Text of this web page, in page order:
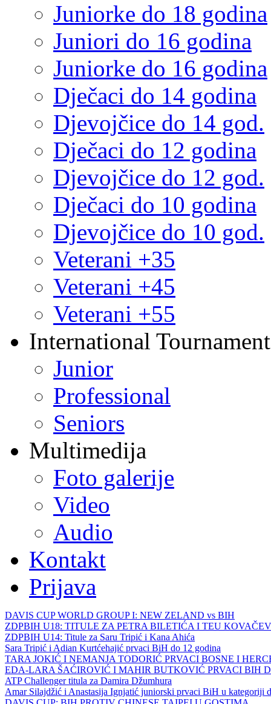
Juniorke do 18 godina
Juniori do 16 godina
Juniorke do 16 godina
Dječaci do 14 godina
Djevojčice do 14 god.
Dječaci do 12 godina
Djevojčice do 12 god.
Dječaci do 10 godina
Djevojčice do 10 god.
Veterani +35
Veterani +45
Veterani +55
International
Junior
Professional
Seniors
Multimedija
Foto galerije
Video
Audio
Kontakt
Prijava
DAVIS CUP WORLD GROUP I: NEW ZELAND vs BIH
ZDPBIH U18: TITULE ZA PETRA BILETIĆA I TEU
ZDPBIH U14: Titule za Saru Tripić i Kana Ahića
Sara Tripić i Adian Kurtćehajić prvaci BiH do 12 godina
TARA JOKIĆ I NEMANJA TODORIĆ PRVACI BOSNE I
EDA-LARA ŠAĆIROVIĆ I MAHIR BUTKOVIĆ PRVACI BIH
ATP Challenger titula za Damira Džumhura
Amar Silajdžić i Anastasija Ignjatić juniorski prvaci BiH u kategoriji